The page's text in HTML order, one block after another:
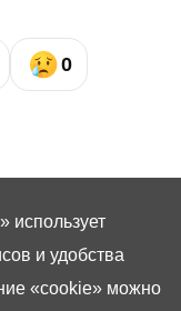
0
использует
и удобства
«cookie» можно